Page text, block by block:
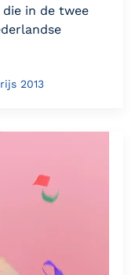
in de twee
2013